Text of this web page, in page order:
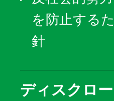
を防止する
針
ディスクロ